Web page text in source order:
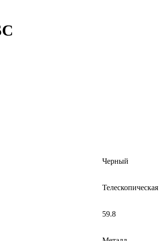
Черный
Телескопическая
59.8